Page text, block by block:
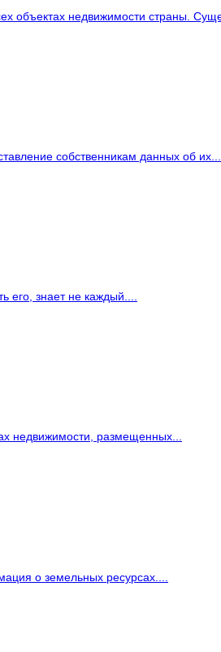
объектах недвижимости страны.
собственникам данных об их...
его, знает не каждый....
недвижимости, размещенных...
о земельных ресурсах....